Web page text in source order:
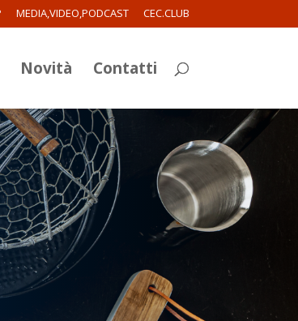
MEDIA,VIDEO,PODCAST CEC.CLUB
Novità Contatti